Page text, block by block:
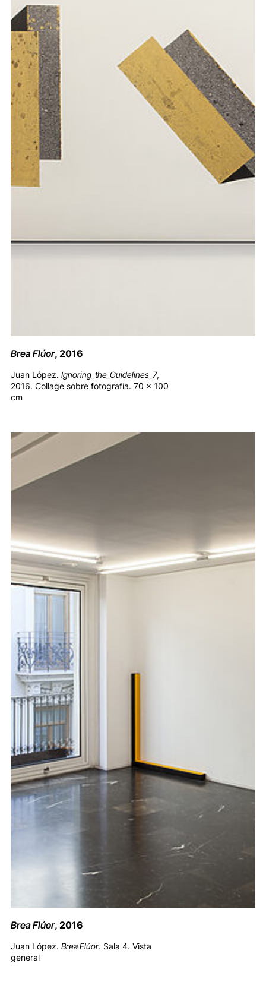
Brea Flúor, 2016
Juan López. Ignoring_the_Guidelines_7,
2016. Collage sobre fotografía. 70 x 100
cm
Brea Flúor, 2016
Juan López. Brea Flúor. Sala 4. Vista
general